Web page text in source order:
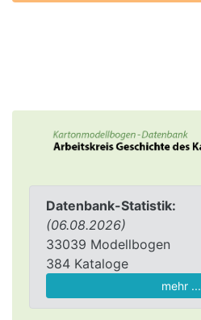
Datenbank-Statistik:
(06.08.2026)
33039 Modellbogen
384 Kataloge
mehr ...